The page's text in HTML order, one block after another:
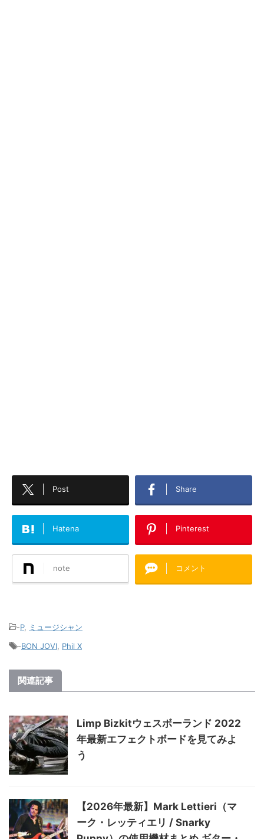
Post Share
Hatena Pinterest
note コメント
-P,
ミュージシャン
-BON JOVI Phil X
関連記事
Limp Bizkitウェスボーランド 2022
年最新エフェクトボードを見てみよ
う
【2026年最新】Mark Lettieri（マ
ーク・レッティエリ / Snarky